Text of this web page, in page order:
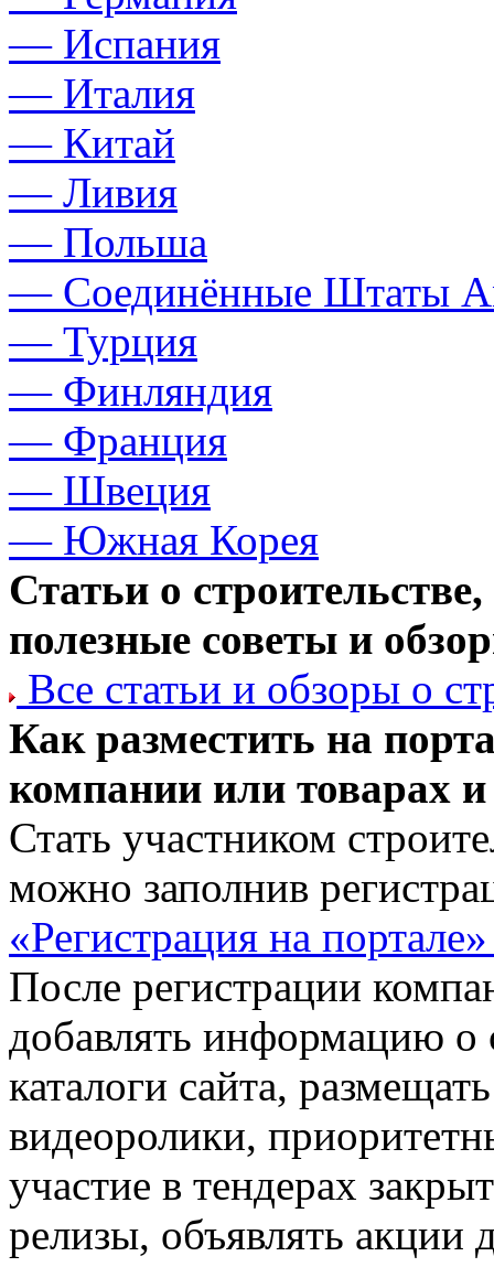
— Испания
— Италия
— Китай
— Ливия
— Польша
— Соединённые Штаты
— Турция
— Финляндия
— Франция
— Швеция
— Южная Корея
Статьи о
полезные советы и
Все статьи и обзоры о
Как разместить на
компании или товарах и
Стать участником
можно заполнив
«Регистрация на
После регистрации
добавлять информацию о
каталоги сайта,
видеоролики,
участие в тендерах
релизы, объявлять акции